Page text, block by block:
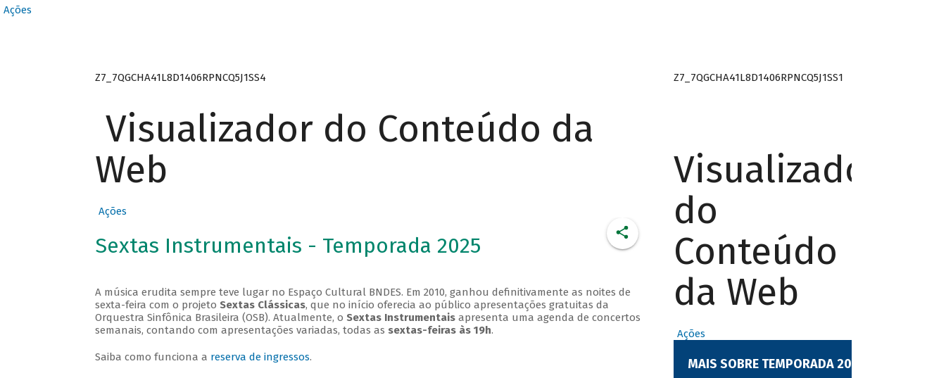
Ações
Z7_7QGCHA41L8D1406RPNCQ5J1SS4
Visualizador do Conteúdo da
Web
Ações
Sextas Instrumentais - Temporada 2025
A música erudita sempre teve lugar no Espaço Cultural BNDES. Em 2010, ganhou definitivamente as noites de
sexta-feira com o projeto Sextas Clássicas, que no início oferecia ao público apresentações gratuitas da
Orquestra Sinfônica Brasileira (OSB). Atualmente, o Sextas Instrumentaisapresenta uma agenda de concertos
semanais, contando com apresentações variadas, todas as sextas-feiras às 19h.
Saiba como funciona a reserva de ingressos.
Z7_7QGCHA41L8D1406RPNCQ5J1SS1
Visualizador
do
Conteúdo
da Web
Ações
MAIS SOBRE TEMPORADA 2025